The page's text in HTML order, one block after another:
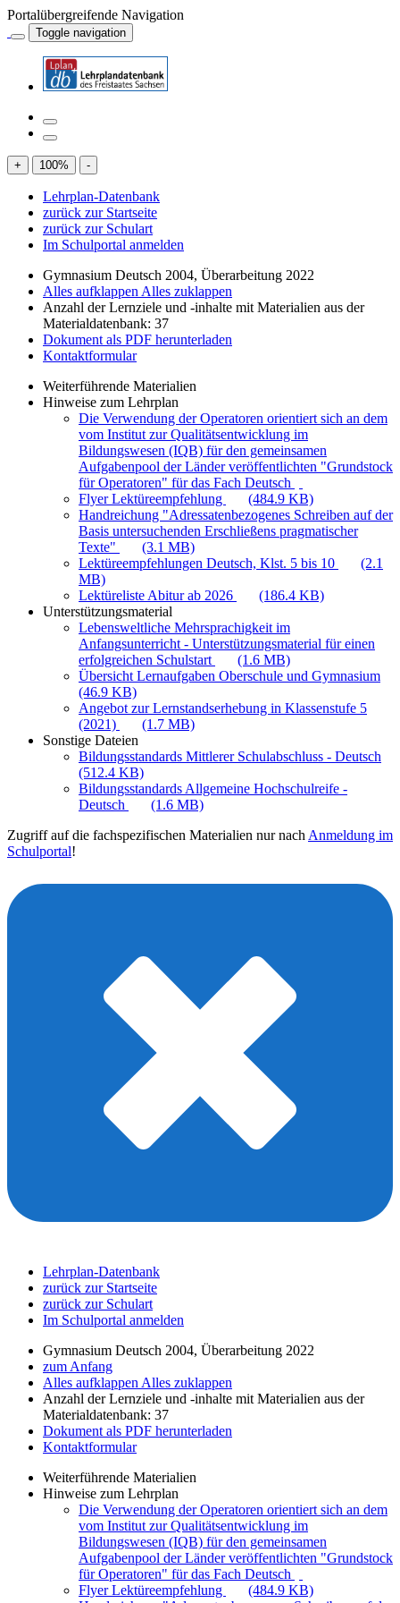
Portalübergreifende Navigation
Toggle navigation
+ 100% -
Lehrplan-Datenbank
zurück zur Startseite
zurück zur Schulart
Im Schulportal anmelden
Gymnasium Deutsch 2004, Überarbeitung 2022
Alles aufklappen Alles zuklappen
Anzahl der Lernziele und -inhalte mit Materialien aus der
Materialdatenbank: 37
Dokument als PDF herunterladen
Kontaktformular
Weiterführende Materialien
Hinweise zum Lehrplan
Die Verwendung der Operatoren orientiert sich an dem
vom Institut zur Qualitätsentwicklung im
Bildungswesen (IQB) für den gemeinsamen
Aufgabenpool der Länder veröffentlichten "Grundstock
für Operatoren" für das Fach Deutsch
Flyer Lektüreempfehlung
(484.9 KB)
Handreichung "Adressatenbezogenes Schreiben auf der
Basis untersuchenden Erschließens pragmatischer
Texte"
(3.1 MB)
Lektüreempfehlungen Deutsch, Klst. 5 bis 10
(2.1
MB)
Lektüreliste Abitur ab 2026
(186.4 KB)
Unterstützungsmaterial
Lebensweltliche Mehrsprachigkeit im
Anfangsunterricht - Unterstützungsmaterial für einen
erfolgreichen Schulstart
(1.6 MB)
Übersicht Lernaufgaben Oberschule und Gymnasium
(46.9 KB)
Angebot zur Lernstandserhebung in Klassenstufe 5
(2021)
(1.7 MB)
Sonstige Dateien
Bildungsstandards Mittlerer Schulabschluss - Deutsch
(512.4 KB)
Bildungsstandards Allgemeine Hochschulreife -
Deutsch
(1.6 MB)
Zugriff auf die fachspezifischen Materialien nur nach Anmeldung im
Schulportal!
Lehrplan-Datenbank
zurück zur Startseite
zurück zur Schulart
Im Schulportal anmelden
Gymnasium Deutsch 2004, Überarbeitung 2022
zum Anfang
Alles aufklappen Alles zuklappen
Anzahl der Lernziele und -inhalte mit Materialien aus der
Materialdatenbank: 37
Dokument als PDF herunterladen
Kontaktformular
Weiterführende Materialien
Hinweise zum Lehrplan
Die Verwendung der Operatoren orientiert sich an dem
vom Institut zur Qualitätsentwicklung im
Bildungswesen (IQB) für den gemeinsamen
Aufgabenpool der Länder veröffentlichten "Grundstock
für Operatoren" für das Fach Deutsch
Flyer Lektüreempfehlung
(484.9 KB)